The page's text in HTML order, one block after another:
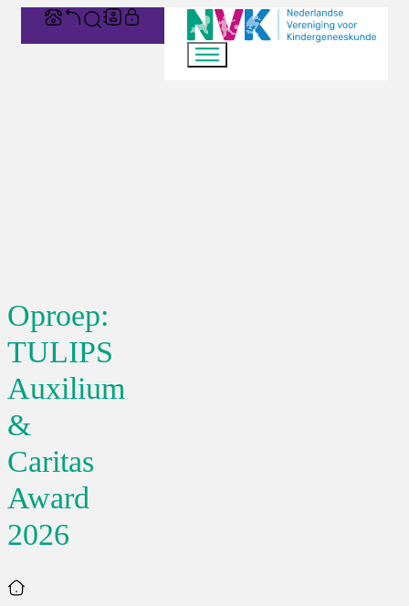
Oproep:
TULIPS
Auxilium
&
Caritas
Award
2026
Home